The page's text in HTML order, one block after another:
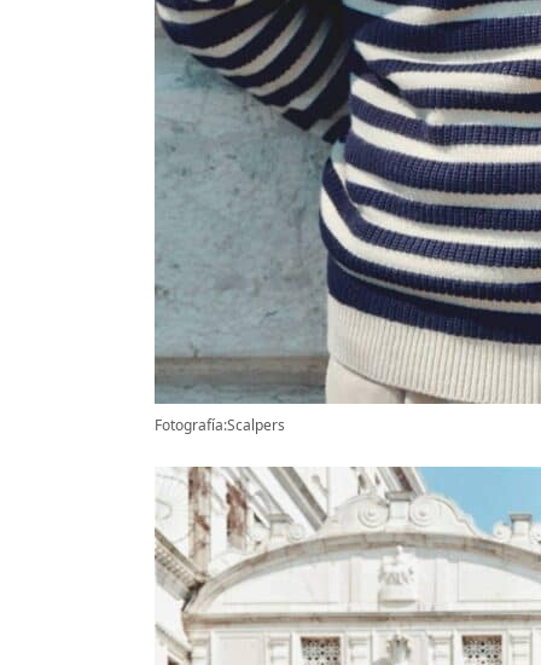
Fotografía:Scalpers